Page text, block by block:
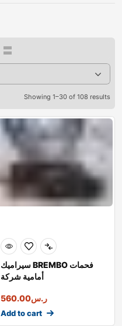
Showing 1–30 of 108 results
سيراميك BREMBO فحمات
أمامية شركة
ر.س560.00
Add to cart